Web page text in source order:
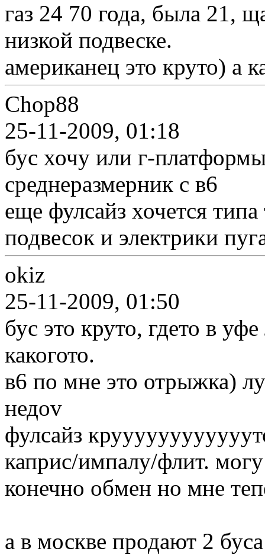
газ 24 70 года, была 21,
низкой подвеске.
американец это круто) а
Chop88
25-11-2009, 01:18
бус хочу или г-
среднеразмерник с в6
еще фулсайз хочется
подвесок и электрики
okiz
25-11-2009, 01:50
бус это круто, гдето в
какогото.
в6 по мне это отрыжка)
недоv
фулсайз
каприс/импалу/флит.
конечно обмен но мне
а в москве продают 2